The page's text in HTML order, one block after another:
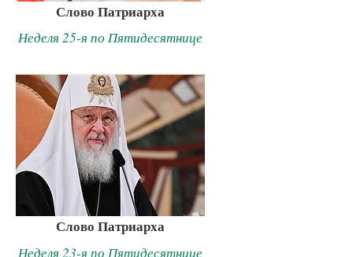
Слово Патриарха
Неделя 25-я по Пятидесятнице
Слово Патриарха
Неделя 23-я по Пятидесятнице